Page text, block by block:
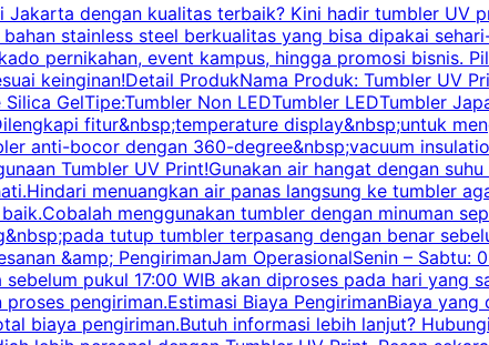
dengan kualitas terbaik? Kini hadir tumbler
stainless steel berkualitas yang bisa dipakai
pernikahan, event kampus, hingga promosi bisnis.
keinginan!Detail ProdukNama Produk: Tumbler UV
GelTipe:Tumbler Non LEDTumbler LEDTumbler
fitur&nbsp;temperature display&nbsp;untuk
anti-bocor dengan 360-degree&nbsp;vacuum
Tumbler UV Print!Gunakan air hangat dengan
menuangkan air panas langsung ke tumbler
menggunakan tumbler dengan minuman
tutup tumbler terpasang dengan benar
&amp; PengirimanJam OperasionalSenin – Sabtu:
pukul 17:00 WIB akan diproses pada hari yang
pengiriman.Estimasi Biaya PengirimanBiaya
biaya pengiriman.Butuh informasi lebih lanjut?